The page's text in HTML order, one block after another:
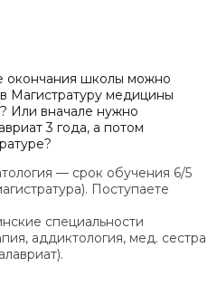
окончания школы можно
в Магистратуру медицины
Или вначале нужно
3 года, а потом
— срок обучения 6/5
Поступаете
специальности
аддиктология, мед. сестра